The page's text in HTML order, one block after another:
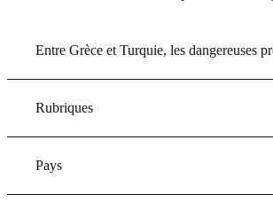
Entre Grèce et Turquie, les dangereuses
Rubriques
Pays